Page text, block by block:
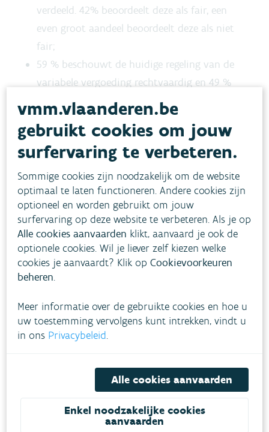
verdeeld. 42% beoordeelt deze als fair, een
even groot aandeel beoordeelt deze als niet
fair;
59 % beschouwt de huidige regeling van de
variabele vergoeding rechtvaardig en 49 %
vindt het goed dat er een hoger comforttarief
bestaat.
vmm.vlaanderen.be
gebruikt cookies om jouw
surfervaring te verbeteren.
Sommige cookies zijn noodzakelijk om de website
optimaal te laten functioneren. Andere cookies zijn
optioneel en worden gebruikt om jouw
surfervaring op deze website te verbeteren. Als je op
Alle cookies aanvaarden klikt, aanvaard je ook de
optionele cookies. Wil je liever zelf kiezen welke
cookies je aanvaardt? Klik opCookievoorkeuren
beheren.
Meer informatie over de gebruikte cookies en hoe u
uw toestemming vervolgens kunt intrekken, vindt u
in ons Privacybeleid.
Alle cookies aanvaarden
Enkel noodzakelijke cookies
aanvaarden